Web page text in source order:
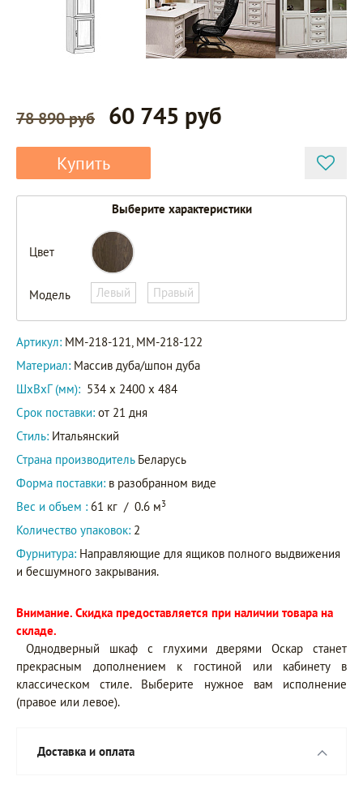
78 890 руб 60 745 руб
Купить
Выберите характеристики
Цвет
Модель Левый
Правый
ММ-218-
121
ММ-218-
122
Артикул: ММ-218-121, ММ-218-122
Материал: Массив дуба/шпон дуба
ШxВxГ (мм): 534 x 2400 x 484
Срок поставки: от 21 дня
Стиль: Итальянский
Страна производитель Беларусь
Форма поставки: в разобранном виде
Вес и объем : 61 кг / 0.6 м3
Количество упаковок: 2
Фурнитура: Направляющие для ящиков полного выдвижения
и бесшумного закрывания.
Внимание. Скидка предоставляется при наличии товара на
складе.
Однодверный шкаф с глухими дверями Оскар станет
прекрасным дополнением к гостиной или кабинету в
классическом стиле. Выберите нужное вам исполнение
(правое или левое).
Доставка и оплата